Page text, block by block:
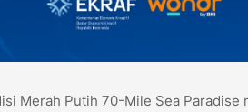
Merah Putih 70-Mile Sea